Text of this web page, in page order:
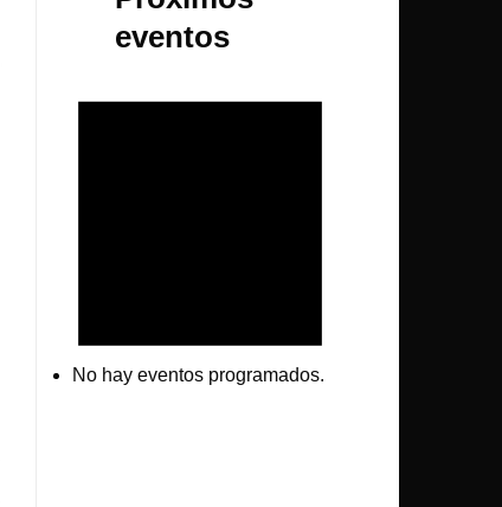
eventos
No hay eventos programados.